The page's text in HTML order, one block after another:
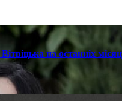
на останніх